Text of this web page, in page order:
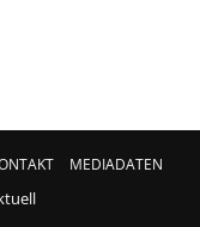
MEDIADATEN